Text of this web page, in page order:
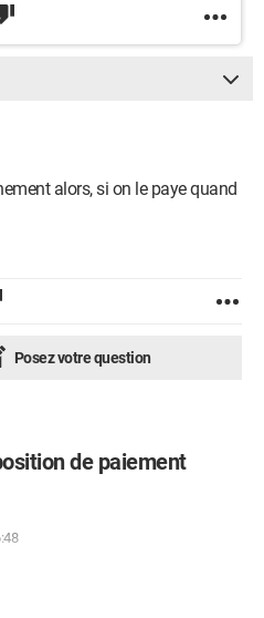
alors, si on le paye quand
Posez votre question
de paiement